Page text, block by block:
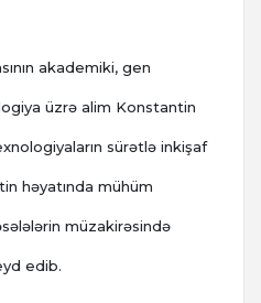
akademiki, gen
üzrə alim Konstantin
sürətlə inkişaf
həyatında mühüm
müzakirəsində
edib.